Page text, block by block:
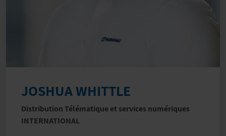
JOSHUA WHITTLE
Distribution Télématique et services numériques
INTERNATIONAL